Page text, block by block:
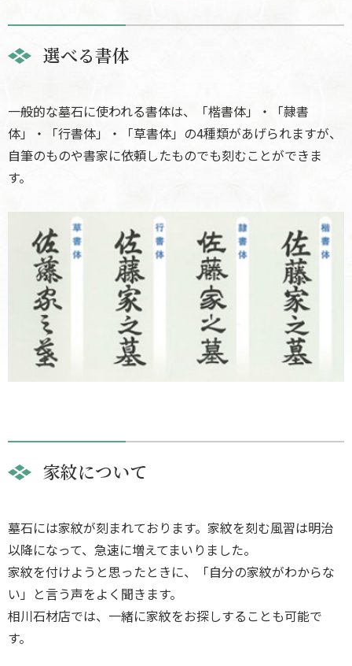
選べる書体
一般的な墓石に使われる書体は、「楷書体」・「隷書
体」・「行書体」・「草書体」の4種類があげられますが、
自筆のものや書家に依頼したものでも刻むことができま
す。
家紋について
墓石には家紋が刻まれております。家紋を刻む風習は明治
以降になって、急速に増えてまいりました。
家紋を付けようと思ったときに、「自分の家紋がわからな
い」と言う声をよく聞きます。
相川石材店では、一緒に家紋をお探しすることも可能で
す。